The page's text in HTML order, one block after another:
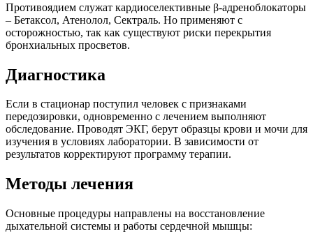
Противоядием служат кардиоселективные β-адреноблокаторы
– Бетаксол, Атенолол, Сектраль. Но применяют с
осторожностью, так как существуют риски перекрытия
бронхиальных просветов.
Диагностика
Если в стационар поступил человек с признаками
передозировки, одновременно с лечением выполняют
обследование. Проводят ЭКГ, берут образцы крови и мочи для
изучения в условиях лаборатории. В зависимости от
результатов корректируют программу терапии.
Методы лечения
Основные процедуры направлены на восстановление
дыхательной системы и работы сердечной мышцы: